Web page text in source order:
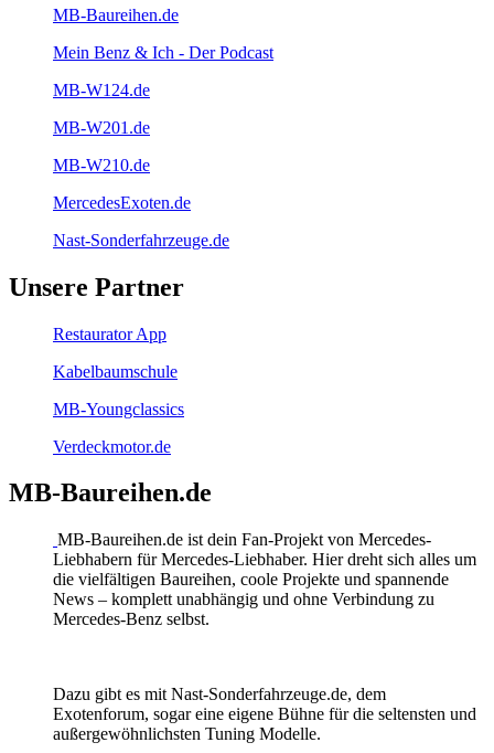
MB-Baureihen.de
Mein Benz & Ich - Der Podcast
MB-W124.de
MB-W201.de
MB-W210.de
MercedesExoten.de
Nast-Sonderfahrzeuge.de
Unsere Partner
Restaurator App
Kabelbaumschule
MB-Youngclassics
Verdeckmotor.de
MB-Baureihen.de
MB-Baureihen.de ist dein Fan-Projekt von Mercedes-
Liebhabern für Mercedes-Liebhaber. Hier dreht sich alles um
die vielfältigen Baureihen, coole Projekte und spannende
News – komplett unabhängig und ohne Verbindung zu
Mercedes-Benz selbst.
Dazu gibt es mit Nast-Sonderfahrzeuge.de, dem
Exotenforum, sogar eine eigene Bühne für die seltensten und
außergewöhnlichsten Tuning Modelle.